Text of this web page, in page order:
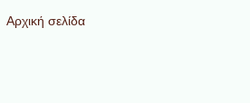
Αρχική σελίδα